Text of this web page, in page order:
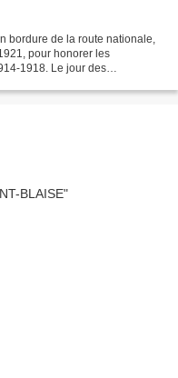
bordure de la route nationale,
pour honorer les
1918. Le jour des